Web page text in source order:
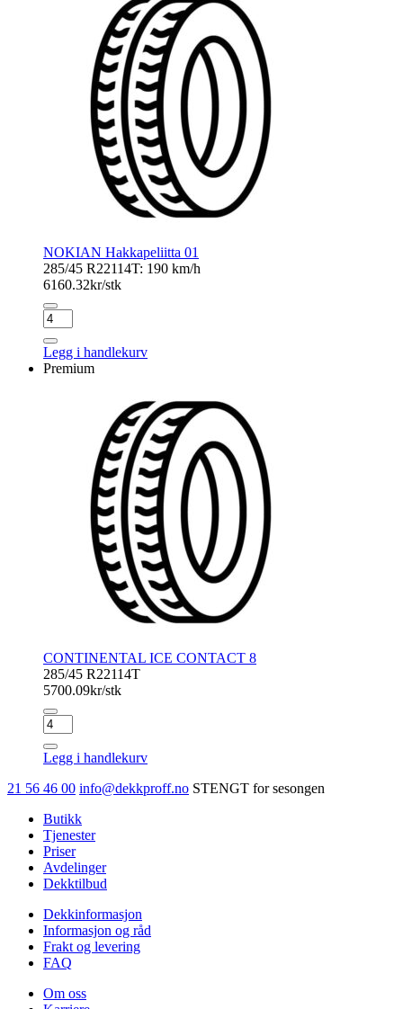
NOKIAN Hakkapeliitta 01
285/45 R22114T: 190 km/h
6160.32kr/stk
NOKIAN
Hakkapeliitta
01
antall
Legg i handlekurv
Premium
CONTINENTAL ICE CONTACT 8
285/45 R22114T
5700.09kr/stk
CONTINENTAL
ICE
CONTACT
antall
Legg i handlekurv
21 56 46 00 info@dekkproff.no STENGT for sesongen
Butikk
Tjenester
Priser
Avdelinger
Dekktilbud
Dekkinformasjon
Informasjon og råd
Frakt og levering
FAQ
Om oss